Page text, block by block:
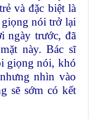
và đặc biệt là
giọng nói trở lại
ngày trước, đã
này. Bác sĩ
giọng nói, khó
nhìn vào
sẽ sớm có kết